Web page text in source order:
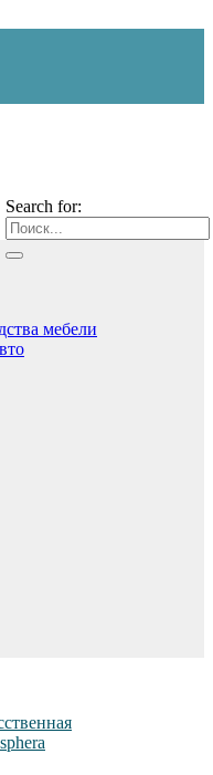
Search for:
мебели